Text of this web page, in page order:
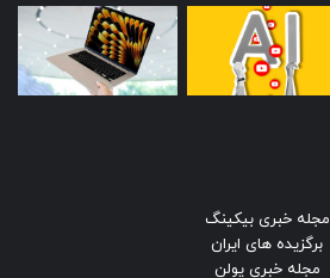
مجله خبری بیکینگ
برگزیده های ایران
مجله خبری یولن